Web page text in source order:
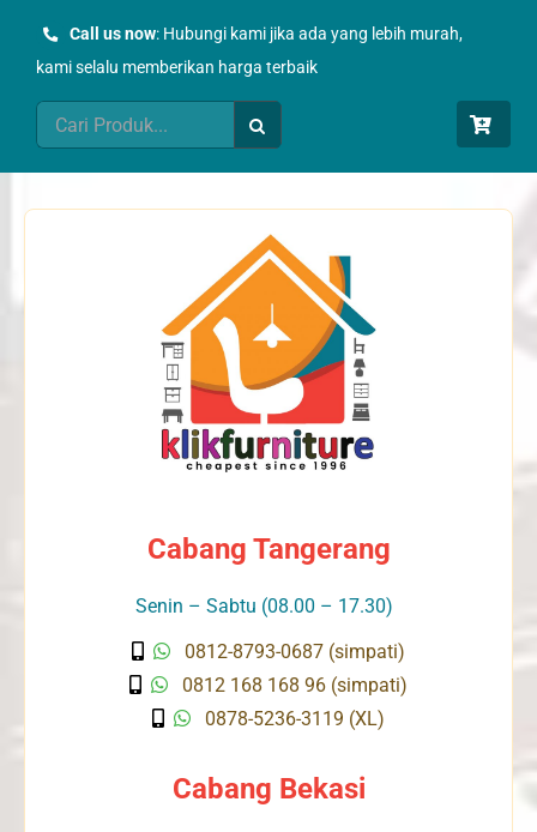
Call us now: Hubungi kami jika ada yang lebih murah,
kami selalu memberikan harga terbaik
Search
for:
Cabang Tangerang
Senin – Sabtu (08.00 – 17.30)
0812-8793-0687 (simpati)
0812 168 168 96 (simpati)
0878-5236-3119 (XL)
Cabang Bekasi